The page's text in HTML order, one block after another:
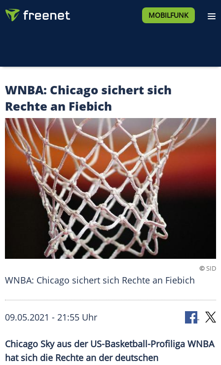
MOBILFUNK
WNBA: Chicago sichert sich
Rechte an Fiebich
©SID
WNBA: Chicago sichert sich Rechte an Fiebich
09.05.2021 - 21:55 Uhr
Chicago Sky aus der US-Basketball-Profiliga WNBA
hat sich die Rechte an der deutschen